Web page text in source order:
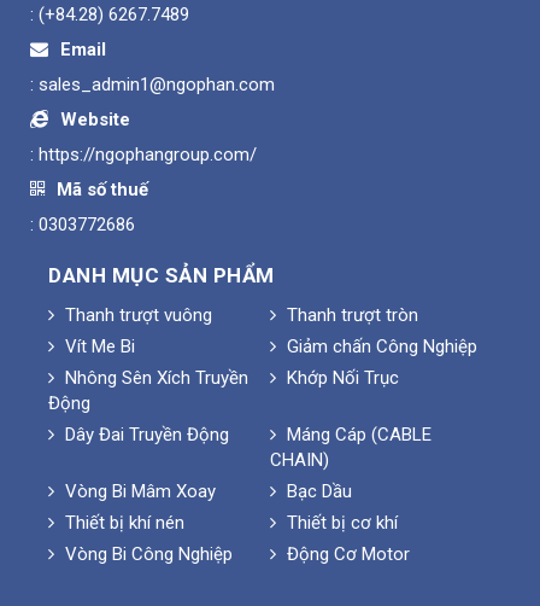
: (+84.28) 6267.7489
Email
: sales_admin1@ngophan.com
Website
: https://ngophangroup.com/
Mã số thuế
: 0303772686
DANH MỤC SẢN PHẨM
Thanh trượt vuông
Thanh trượt tròn
Vít Me Bi
Giảm chấn Công Nghiệp
Nhông Sên Xích Truyền
Động
Khớp Nối Trục
Dây Đai Truyền Động
Máng Cáp (CABLE
CHAIN)
Vòng Bi Mâm Xoay
Bạc Dầu
Thiết bị khí nén
Thiết bị cơ khí
Vòng Bi Công Nghiệp
Động Cơ Motor